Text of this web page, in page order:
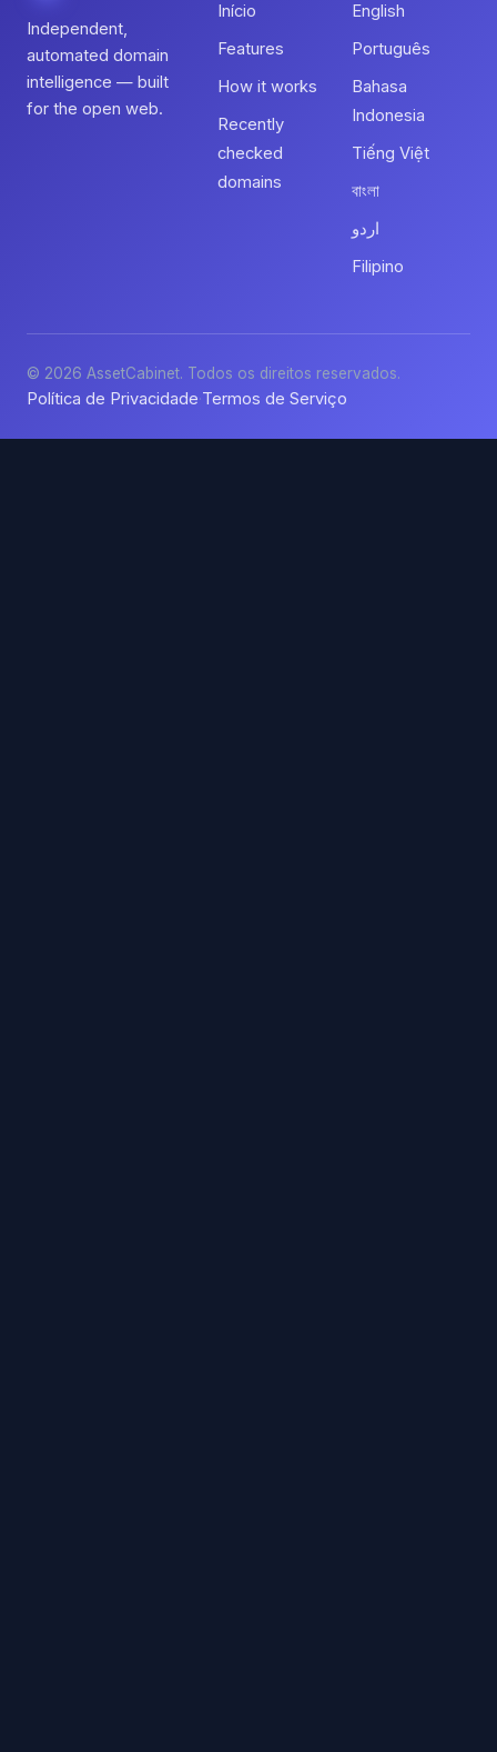
Independent,
automated domain
intelligence — built
for the open web.
Início
Features
How it works
Recently
checked
domains
English
Português
Bahasa
Indonesia
Tiếng Việt
বাংলা
اردو
Filipino
© 2026 AssetCabinet. Todos os direitos reservados.
Política de Privacidade·Termos de Serviço